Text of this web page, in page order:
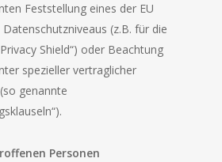
Feststellung eines der EU
(z.B. für die
Shield“) oder Beachtung
spezieller vertraglicher
genannte
Personen